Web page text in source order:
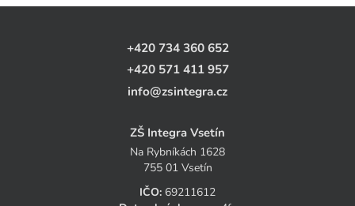
+420 734 360 652
+420 571 411 957
info@zsintegra.cz
ZŠ Integra Vsetín
Na Rybníkách 1628
755 01 Vsetín
IČO: 69211612